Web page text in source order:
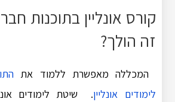
קורס אונליין בתוכנות
זה הולך?
המכללה מאפשרת ללמוד את
לימודים אונליין. שיטת לימודים